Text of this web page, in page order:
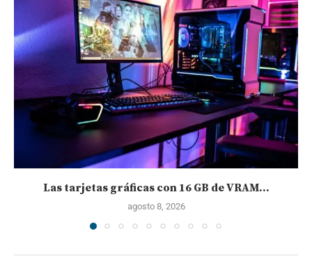
Las tarjetas gráficas con 16 GB de VRAM...
agosto 8, 2026